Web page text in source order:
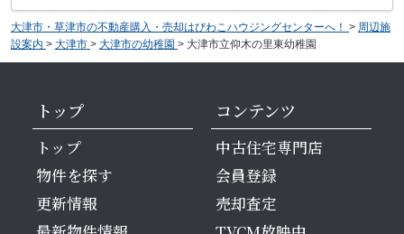
大津市・草津市の不動産購入・売却はびわこハウジングセンターへ！ > 周辺施
設案内 > 大津市 > 大津市の幼稚園 > 大津市立仰木の里東幼稚園
トップ
トップ
物件を探す
更新情報
コンテンツ
中古住宅専門店
会員登録
売却査定